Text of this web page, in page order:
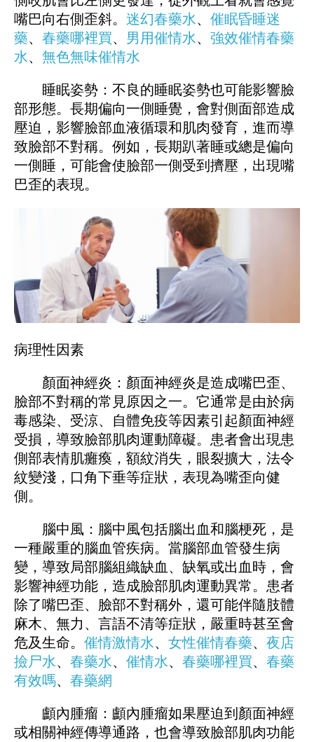
嘴巴向右側歪斜。 迷幻春藥水、 催眠昏睡迷
藥、 春藥哪裡買、 男用催情水、 強效催情春藥
水、 無色無味催情水
睡眠姿勢：不良的睡眠姿勢也可能影響臉
部形態。長期偏向一側睡覺，會對側面部造成
壓迫，影響臉部血液循環和肌肉發育，進而導
致臉部不對稱。例如，長期趴著睡或總是偏向
一側睡，可能會使臉部一側受到擠壓，出現嘴
巴歪的表現。
病理性因素
顏面神經炎：顏面神經炎是造成嘴巴歪、
臉部不對稱的常見原因之一。它通常是由於病
毒感染、受涼、自體免疫等因素引起顏面神經
受損，導致臉部肌肉運動障礙。患者會出現患
側部表情肌癱瘓，額紋消失，眼裂擴大，法令
紋變淺，口角下垂等症狀，表現為嘴歪向健
側。
腦中風：腦中風包括腦出血和腦梗死，是
一種嚴重的腦血管疾病。當腦部血管發生病
變，導致局部腦組織缺血、缺氧或出血時，會
影響神經功能，造成臉部肌肉運動異常。患者
除了嘴巴歪、臉部不對稱外，還可能伴隨肢體
麻木、無力、言語不清等症狀，嚴重時甚至會
危及生命。 催情激情水、 女性催情春藥、 夜店
撿尸水、 春藥水、 催情水、 春藥哪裡買、 春藥
有效嗎、 春藥網
顱內腫瘤：顱內腫瘤如果壓迫到顏面神經
或相關神經傳導通路，也會導致臉部肌肉功能